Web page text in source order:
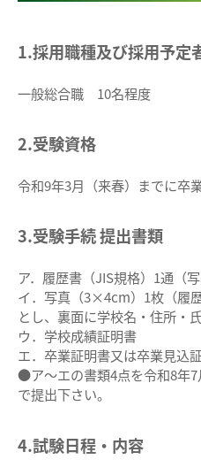
1.採用職種及び採用予定
一般総合職 10名程度
2.受験資格
令和9年3月（来春）までに卒
3.受験手続 提出書類
ア．履歴書（JIS規格）1通（写
イ．写真（3×4cm）1枚（履
とし、裏面に学校名・住所・
ウ．学校成績証明書
エ．卒業証明書又は卒業見込
●ア～エの書類4点を令和8年
で提出下さい。
4.試験日程・内容